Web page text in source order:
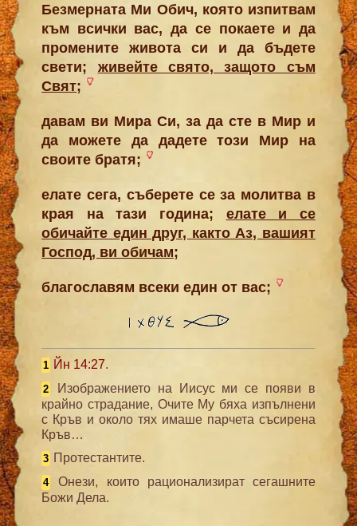
Безмерната Ми Обич, която изпитвам
към всички вас, да се покаете и да
промените живота си и да бъдете
свети; живейте свято, защото съм
Свят;
давам ви Мира Си, за да сте в Мир и
да можете да дадете този Мир на
своите братя;
елате сега, съберете се за молитва в
края на тази година; елате и се
обичайте един друг, както Аз, вашият
Господ, ви обичам;
благославям всеки един от вас;
1 Йн 14:27.
2
Изображението на Иисус ми се появи в
крайно страдание, Очите Му бяха изпълнени
с Кръв и около тях имаше парчета съсирена
Кръв…
3 Протестантите.
4
Онези, които рационализират сегашните
Божи Дела.